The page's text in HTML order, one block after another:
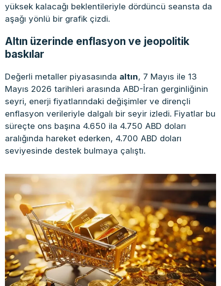
yüksek kalacağı beklentileriyle dördüncü seansta da
aşağı yönlü bir grafik çizdi.
Altın üzerinde enflasyon ve jeopolitik
baskılar
Değerli metaller piyasasında altın, 7 Mayıs ile 13
Mayıs 2026 tarihleri arasında ABD-İran gerginliğinin
seyri, enerji fiyatlarındaki değişimler ve dirençli
enflasyon verileriyle dalgalı bir seyir izledi. Fiyatlar bu
süreçte ons başına 4.650 ila 4.750 ABD doları
aralığında hareket ederken, 4.700 ABD doları
seviyesinde destek bulmaya çalıştı.